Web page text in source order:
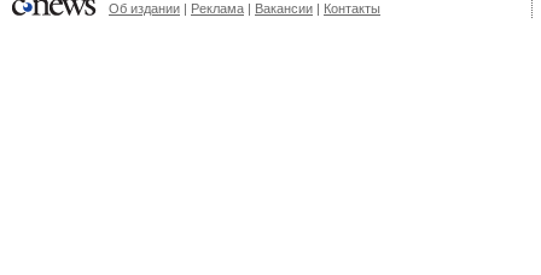
Об издании | Реклама | Вакансии | Контакты